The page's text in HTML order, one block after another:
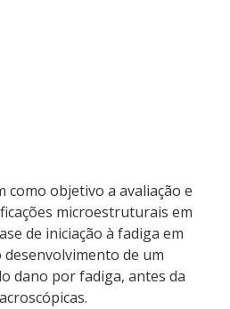
objetivo a avaliação e
microestruturais em
de iniciação à fadiga em
de um
dano por fadiga, antes da